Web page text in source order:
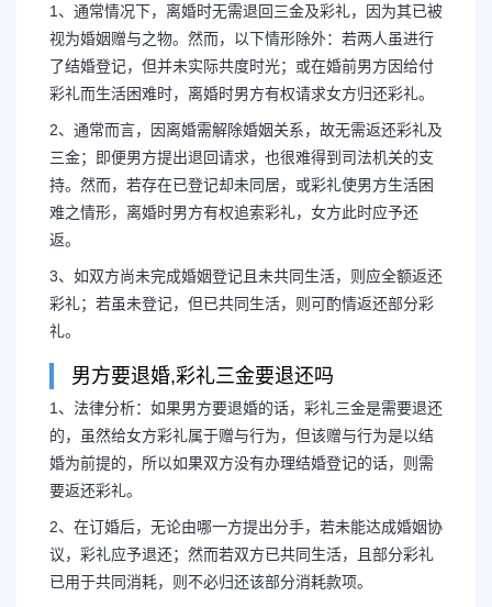
1、通常情况下，离婚时无需退回三金及彩礼，因为其已被
视为婚姻赠与之物。然而，以下情形除外：若两人虽进行
了结婚登记，但并未实际共度时光；或在婚前男方因给付
彩礼而生活困难时，离婚时男方有权请求女方归还彩礼。
2、通常而言，因离婚需解除婚姻关系，故无需返还彩礼及
三金；即便男方提出退回请求，也很难得到司法机关的支
持。然而，若存在已登记却未同居，或彩礼使男方生活困
难之情形，离婚时男方有权追索彩礼，女方此时应予还
返。
3、如双方尚未完成婚姻登记且未共同生活，则应全额返还
彩礼；若虽未登记，但已共同生活，则可酌情返还部分彩
礼。
男方要退婚,彩礼三金要退还吗
1、法律分析：如果男方要退婚的话，彩礼三金是需要退还
的，虽然给女方彩礼属于赠与行为，但该赠与行为是以结
婚为前提的，所以如果双方没有办理结婚登记的话，则需
要返还彩礼。
2、在订婚后，无论由哪一方提出分手，若未能达成婚姻协
议，彩礼应予退还；然而若双方已共同生活，且部分彩礼
已用于共同消耗，则不必归还该部分消耗款项。
长按图片识别二维